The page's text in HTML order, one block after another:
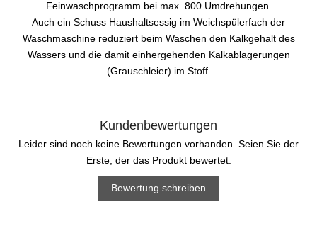
Feinwaschprogramm bei max. 800 Umdrehungen.
Auch ein Schuss Haushaltsessig im Weichspülerfach der
Waschmaschine reduziert beim Waschen den Kalkgehalt des
Wassers und die damit einhergehenden Kalkablagerungen
(Grauschleier) im Stoff.
Kundenbewertungen
Leider sind noch keine Bewertungen vorhanden. Seien Sie der
Erste, der das Produkt bewertet.
Bewertung schreiben